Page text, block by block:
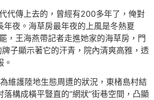
代傳上去的，曾經有200多年了，俺對
年夜。海草房最年夜的上風是冬熱夏
，王海燕帶記者走進她家的海草房，門
牌子顯示著它的汗青，院內清爽高雅，透
。
維護陸地生態周遭的狀況，東楮島村結
落構成橫平豎直的“網狀”街巷空間，凸顯